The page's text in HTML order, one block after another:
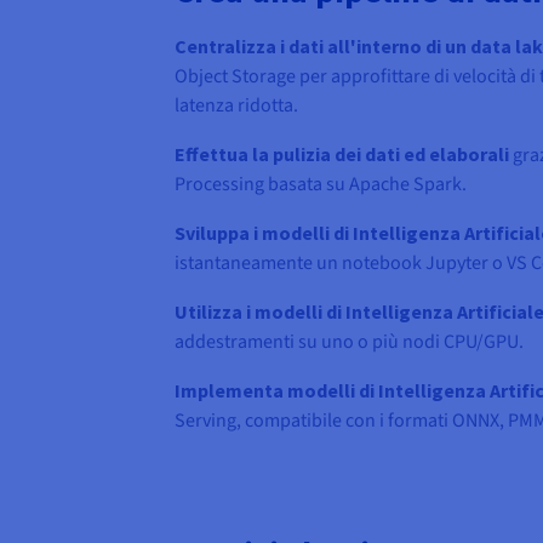
Centralizza i dati all'interno di un data
Object Storage per approfittare di velocità
latenza ridotta.
Effettua la pulizia dei dati ed elaborali
Processing basata su Apache Spark.
Sviluppa i modelli di Intelligenza
istantaneamente un notebook Jupyter o VS
Utilizza i modelli di Intelligenza Artificiale
addestramenti su uno o più nodi CPU/GPU.
Implementa modelli di Intelligenza
Serving, compatibile con i formati ONNX,